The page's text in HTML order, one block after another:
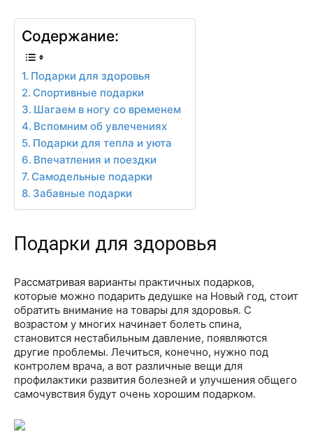
Содержание:
Подарки для здоровья
Спортивные подарки
Шагаем в ногу со временем
Вспомним об увлечениях
Подарки для тепла и уюта
Впечатления и поездки
Самодельные подарки
Забавные подарки
Подарки для здоровья
Рассматривая варианты практичных подарков,
которые можно подарить дедушке на Новый год, стоит
обратить внимание на товары для здоровья. С
возрастом у многих начинает болеть спина,
становится нестабильным давление, появляются
другие проблемы. Лечиться, конечно, нужно под
контролем врача, а вот различные вещи для
профилактики развития болезней и улучшения общего
самочувствия будут очень хорошим подарком.